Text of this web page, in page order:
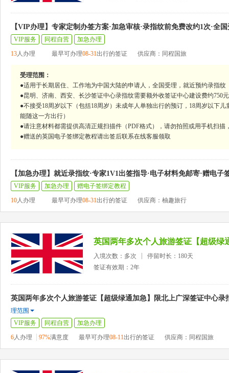
【VIP办理】专家定制办签方案·加急审核·录指纹前免费改约1次·全
VIP服务 同程自营
加急办理
13人办理 最早可办理08-31出行的签证 供应商：同程国旅
受理范围：
●适用于长期居住、工作地为中国大陆的申请人，全国受理，就近预约录指纹
●昆明、济南、西安、长沙签证中心录指纹需要额外收签证中心建设费约750
●不接受18周岁以下（包括18周岁）未成年人单独出行的预订，18周岁以下
能随这一方出行）
●请注意材料都需提供高清正规扫描件（PDF格式），请勿拍照或用手机扫
●赠送的英国电子签绑定教程请出签后联系在线客服领取
【加急办理】就近录指纹·专家1V1出签指导·电子材料免邮寄·赠电子
VIP服务 加急办理
赠电子签绑定教程
10人办理 最早可办理08-31出行的签证 供应商：柚趣旅行
入境次数：多次
停留时长：180天
签证有效期：2年
英国两年多次个人旅游签证【超级绿通加急】限北上广深签证中心
理范围
VIP服务
同程自营
加急办理
6人办理 97%满意度 最早可办理08-11出行的签证 供应商：同程国旅